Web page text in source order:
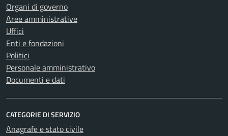
Organi di governo
Aree amministrative
Uffici
Enti e fondazioni
Politici
Personale amministrativo
Documenti e dati
CATEGORIE DI SERVIZIO
Anagrafe e stato civile